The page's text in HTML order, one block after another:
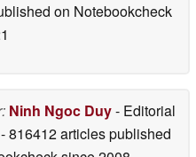
on Notebookcheck
Ninh Ngoc Duy- Editorial
- 816412 articles published